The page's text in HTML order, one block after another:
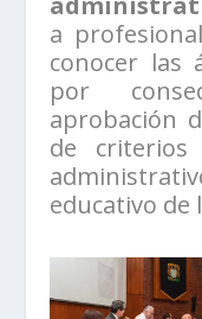
a
conocer las
por
aprobación
de criterios
educativo de